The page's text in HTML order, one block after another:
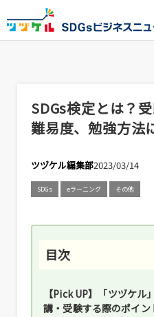
SDGs検定とは？
難易度、勉強方法
ツヅケル編集部2023/03/14
SDGs eラーニング その他
【Pick UP】「ツヅケル
講・受験する際のポイン